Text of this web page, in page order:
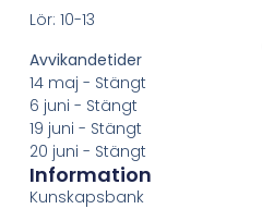
Lör: 10-13
Avvikandetider
14 maj - Stängt
6 juni - Stängt
19 juni - Stängt
20 juni - Stängt
Information
Kunskapsbank